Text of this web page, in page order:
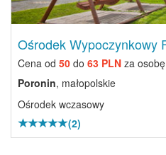
Ośrodek Wypoczynkowy
Cena od 50 do 63 PLN za osobę
Poronin, małopolskie
Ośrodek wczasowy
(2)